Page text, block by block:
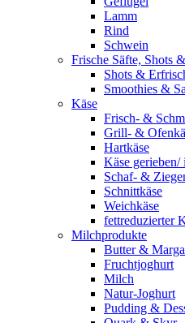
Lamm
Rind
Schwein
Frische Säfte, Shots
Shots &
Smoothies &
Käse
Frisch- &
Grill- &
Hartkäse
Käse gerieben/
Schaf- &
Schnittkäse
Weichkäse
fettreduzierter
Milchprodukte
Butter &
Fruchtjoghurt
Milch
Natur-Joghurt
Pudding &